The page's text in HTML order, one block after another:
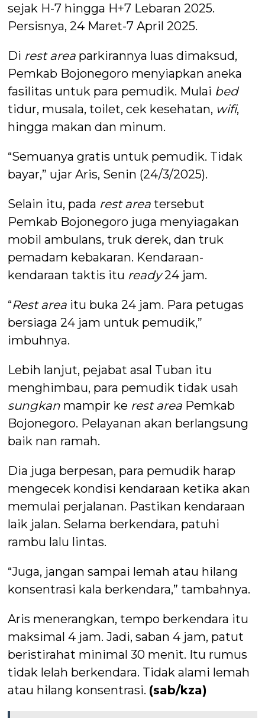
sejak H-7 hingga H+7 Lebaran 2025.
Persisnya, 24 Maret-7 April 2025.
Di rest area parkirannya luas dimaksud,
Pemkab Bojonegoro menyiapkan aneka
fasilitas untuk para pemudik. Mulai bed
tidur, musala, toilet, cek kesehatan, wifi,
hingga makan dan minum.
“Semuanya gratis untuk pemudik. Tidak
bayar,” ujar Aris, Senin (24/3/2025).
Selain itu, pada rest area tersebut
Pemkab Bojonegoro juga menyiagakan
mobil ambulans, truk derek, dan truk
pemadam kebakaran. Kendaraan-
kendaraan taktis itu ready24 jam.
“Rest area itu buka 24 jam. Para petugas
bersiaga 24 jam untuk pemudik,”
imbuhnya.
Lebih lanjut, pejabat asal Tuban itu
menghimbau, para pemudik tidak usah
sungkan mampir ke rest area Pemkab
Bojonegoro. Pelayanan akan berlangsung
baik nan ramah.
Dia juga berpesan, para pemudik harap
mengecek kondisi kendaraan ketika akan
memulai perjalanan. Pastikan kendaraan
laik jalan. Selama berkendara, patuhi
rambu lalu lintas.
“Juga, jangan sampai lemah atau hilang
konsentrasi kala berkendara,” tambahnya.
Aris menerangkan, tempo berkendara itu
maksimal 4 jam. Jadi, saban 4 jam, patut
beristirahat minimal 30 menit. Itu rumus
tidak lelah berkendara. Tidak alami lemah
atau hilang konsentrasi. (sab/kza)